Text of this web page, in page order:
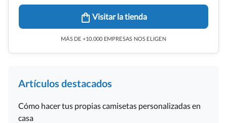
Visitar la tienda
MÁS DE +10.000 EMPRESAS NOS ELIGEN
Artículos destacados
Cómo hacer tus propias camisetas personalizadas en
casa